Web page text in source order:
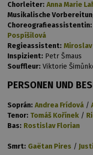
Chorleiter: Anna Marie
Musikalische
Choreografieassistentin:
Pospíšilová
Regieassistent:
Inspizient: Petr Šmaus
Souffleur: Viktorie
PERSONEN UND
Soprán: Andrea Frídová /
Tenor: Tomáš Kořínek /
Bas: Rostislav Florian
Smrt: Gaëtan Pires /